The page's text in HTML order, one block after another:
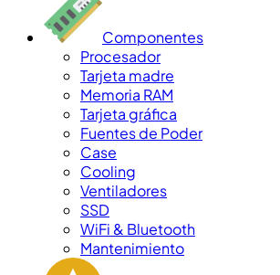
Componentes
Procesador
Tarjeta madre
Memoria RAM
Tarjeta gráfica
Fuentes de Poder
Case
Cooling
Ventiladores
SSD
WiFi & Bluetooth
Mantenimiento